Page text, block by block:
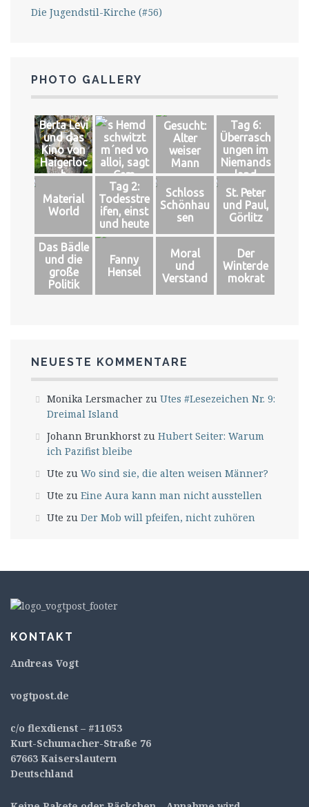
Die Jugendstil-Kirche (#56)
PHOTO GALLERY
Berta Levi
und das
Kino von
Haigerloc
h
´s Hemd
schwitzt
m´ned vo
alloi, sagt
Cem
Gesucht:
Alter
weiser
Mann
Tag 6:
Überrasch
ungen im
Niemands
land
Material
World
Tag 2:
Todesstre
ifen, einst
und heute
Schloss
Schönhau
sen
St. Peter
und Paul,
Görlitz
Das Bädle
und die
große
Politik
Fanny
Hensel
Moral
und
Verstand
Der
Winterde
mokrat
NEUESTE KOMMENTARE
Monika Lersmacher zu Utes #Lesezeichen Nr. 9:
Dreimal Island
Johann Brunkhorst zu Hubert Seiter: Warum
ich Pazifist bleibe
Ute zu Wo sind sie, die alten weisen Männer?
Ute zu Eine Aura kann man nicht ausstellen
Ute zu Der Mob will pfeifen, nicht zuhören
KONTAKT
Andreas Vogt
vogtpost.de
c/o flexdienst – #11053
Kurt-Schumacher-Straße 76
67663 Kaiserslautern
Deutschland